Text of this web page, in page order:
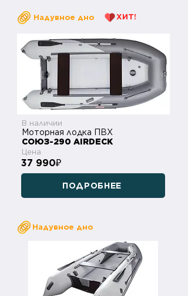
Надувное дно ХИТ!
В наличии
Моторная лодка ПВХ
СОЮЗ-290 AIRDECK
Цена
37 990₽
ПОДРОБНЕЕ
Надувное дно